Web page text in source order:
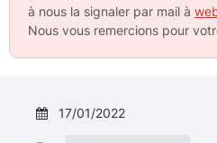
à nous la signaler par mail à
Nous vous remercions pour
17/01/2022